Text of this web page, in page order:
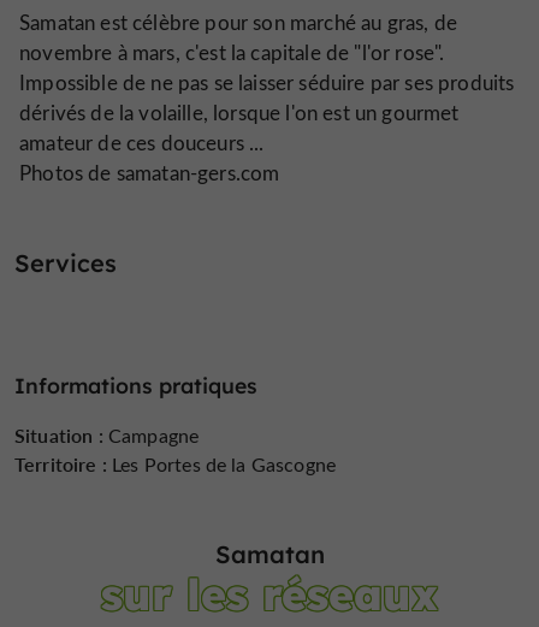
Samatan est célèbre pour son marché au gras, de
novembre à mars, c'est la capitale de "l'or rose".
Impossible de ne pas se laisser séduire par ses produits
dérivés de la volaille, lorsque l'on est un gourmet
amateur de ces douceurs ...
Photos de samatan-gers.com
Services
Informations pratiques
Situation : Campagne
Territoire : Les Portes de la Gascogne
Samatan
sur les réseaux